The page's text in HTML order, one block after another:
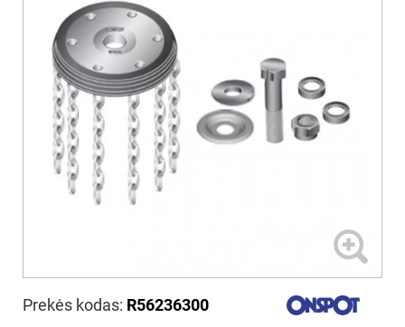
Prekės kodas: R56236300